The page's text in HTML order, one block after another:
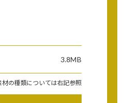
3.8MB
の種類については右記参照